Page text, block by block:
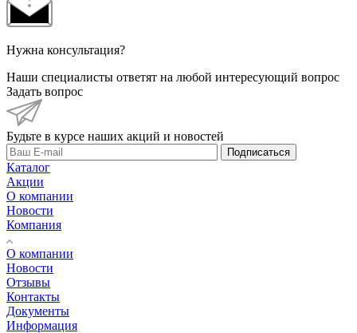
Нужна консультация?
Наши специалисты ответят на любой интересующий вопрос
Задать вопрос
Будьте в курсе наших акций и новостей
Подписаться
Каталог
Акции
О компании
Новости
Компания
О компании
Новости
Отзывы
Контакты
Документы
Информация